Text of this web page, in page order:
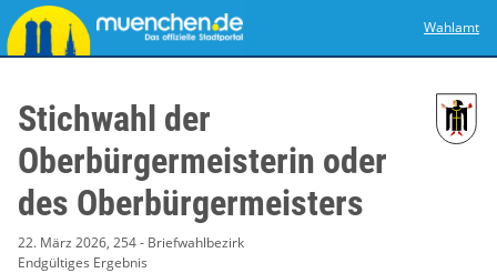
Wahlamt
Stichwahl der
Oberbürgermeisterin oder
des Oberbürgermeisters
22. März 2026, 254 - Briefwahlbezirk
Endgültiges Ergebnis